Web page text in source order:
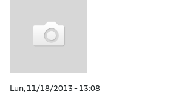
Lun, 11/18/2013 - 13:08